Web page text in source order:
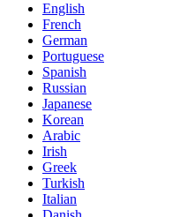
English
French
German
Portuguese
Spanish
Russian
Japanese
Korean
Arabic
Irish
Greek
Turkish
Italian